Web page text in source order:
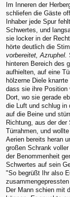
Im Inneren der
schliefen die Gäste
Inhaber jede Spur
Schwertes, und
sie locker in der
hörte deutlich die
vorbereitet, Azruphel.
hinteren Bereich des
aufhielten, auf eine
hölzerne Diele
dass sie ihre Position
Dort, wo sie gerade
die Luft und schlug in
auf die Beine und
Richtung, aus der
Türrahmen, und
Aerien bereits heran
großen Schrank
der Benommenheit
Schwertes auf sein
"So begrüßt Ihr also
zusammengepressten
Der Mann schien mit